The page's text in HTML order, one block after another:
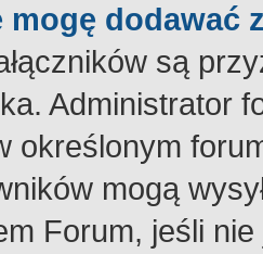
mogę dodawać
są
Administrator
określonym
mogą
Forum, jeśli